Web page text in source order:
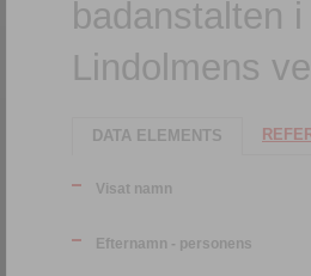
badanstalten
Lindolmens
DATA ELEMENTS
Visat namn
Efternamn - personens